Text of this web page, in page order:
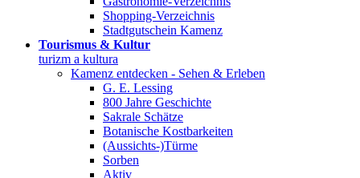
Shopping-Verzeichnis
Stadtgutschein Kamenz
Tourismus & Kultur
turizm a kultura
Kamenz entdecken - Sehen & Erleben
G. E. Lessing
800 Jahre Geschichte
Sakrale Schätze
Botanische Kostbarkeiten
(Aussichts-)Türme
Sorben
Aktiv